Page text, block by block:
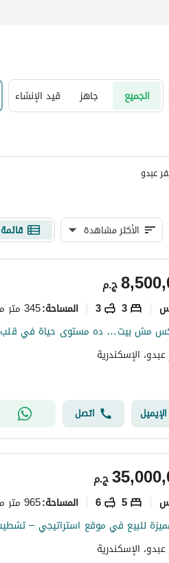
الجميع جاهز قيد الإنشاء
عبدو
الأكثر مشاهدة قائمة
ج.م
3
3 المساحة:345 متر مربع
الإسكندرية
الإيميل اتصل
ج.م
5
6 المساحة:965 متر مربع
الإسكندرية